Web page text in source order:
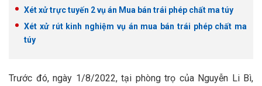
Xét xử trực tuyến 2 vụ án Mua bán trái phép chất ma túy
Xét xử rút kinh nghiệm vụ án mua bán trái phép chất ma
túy
Trước đó, ngày 1/8/2022, tại phòng trọ của Nguyễn Li Bì,